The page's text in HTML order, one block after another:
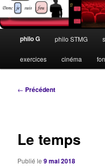
principal
philo G philo STMG
exercices cinéma
Navigation
← Précédent
Le temps
Publié le9 mai 2018